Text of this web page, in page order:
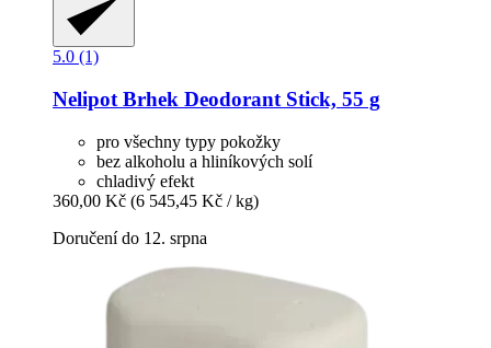
5.0 (1)
Nelipot Brhek Deodorant Stick, 55 g
pro všechny typy pokožky
bez alkoholu a hliníkových solí
chladivý efekt
360,00 Kč (6 545,45 Kč / kg)
Doručení do 12. srpna